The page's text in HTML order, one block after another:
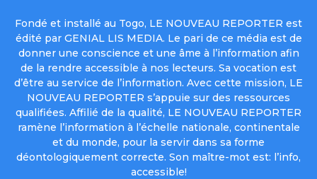
Fondé et installé au Togo, LE NOUVEAU REPORTER est
édité par GENIAL LIS MEDIA. Le pari de ce média est de
donner une conscience et une âme à l’information afin
de la rendre accessible à nos lecteurs. Sa vocation est
d’être au service de l’information. Avec cette mission, LE
NOUVEAU REPORTER s’appuie sur des ressources
qualifiées. Affilié de la qualité, LE NOUVEAU REPORTER
ramène l’information à l’échelle nationale, continentale
et du monde, pour la servir dans sa forme
déontologiquement correcte. Son maître-mot est: l’info,
accessible!